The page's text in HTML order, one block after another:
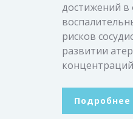
достижений в
рисков
развитии
Подробнее